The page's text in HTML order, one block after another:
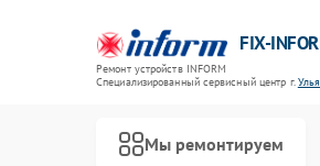
FIX-
Ремонт устройств INFORM
Специализированный cервисный центр г.
Мы ремонтируем